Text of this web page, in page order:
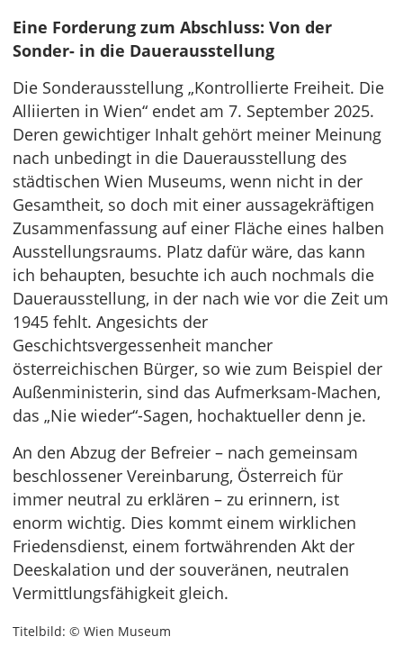
Eine Forderung zum Abschluss: Von der
Sonder- in die Dauerausstellung
Die Sonderausstellung „Kontrollierte Freiheit. Die
Alliierten in Wien“ endet am 7. September 2025.
Deren gewichtiger Inhalt gehört meiner Meinung
nach unbedingt in die Dauerausstellung des
städtischen Wien Museums, wenn nicht in der
Gesamtheit, so doch mit einer aussagekräftigen
Zusammenfassung auf einer Fläche eines halben
Ausstellungsraums. Platz dafür wäre, das kann
ich behaupten, besuchte ich auch nochmals die
Dauerausstellung, in der nach wie vor die Zeit um
1945 fehlt. Angesichts der
Geschichtsvergessenheit mancher
österreichischen Bürger, so wie zum Beispiel der
Außenministerin, sind das Aufmerksam-Machen,
das „Nie wieder“-Sagen, hochaktueller denn je.
An den Abzug der Befreier – nach gemeinsam
beschlossener Vereinbarung, Österreich für
immer neutral zu erklären – zu erinnern, ist
enorm wichtig. Dies kommt einem wirklichen
Friedensdienst, einem fortwährenden Akt der
Deeskalation und der souveränen, neutralen
Vermittlungsfähigkeit gleich.
Titelbild: © Wien Museum